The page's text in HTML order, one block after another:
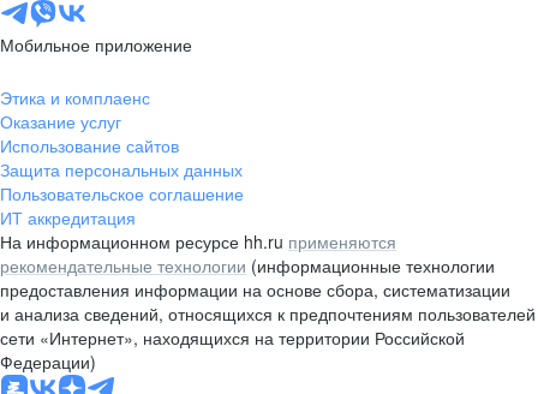
Мобильное приложение
Этика и комплаенс
Оказание услуг
Использование сайтов
Защита персональных данных
Пользовательское соглашение
ИТ аккредитация
На информационном ресурсе hh.ru применяются
рекомендательные технологии (информационные технологии
предоставления информации на основе сбора, систематизации
и анализа сведений, относящихся к предпочтениям пользователей
сети «Интернет», находящихся на территории Российской
Федерации)